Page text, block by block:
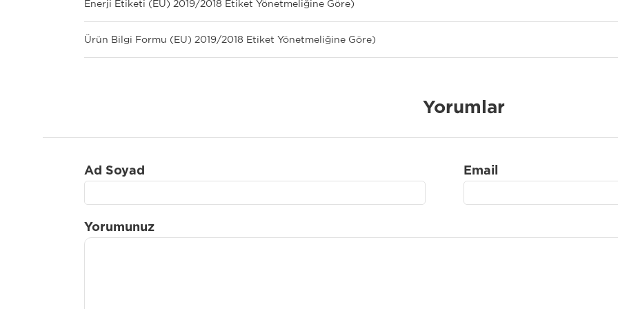
Enerji Etiketi (EU) 2019/2018 Etiket Yönetmeliğine Göre)
Ürün Bilgi Formu (EU) 2019/2018 Etiket Yönetmeliğine Göre)
Yorumlar
Ad Soyad Email
Yorumunuz